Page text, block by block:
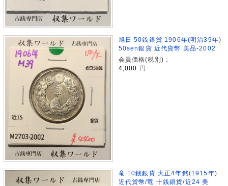
旭日 50銭銀貨 1906年(明治39年)
50sen銀貨 近代貨幣 美品-2002
会員価格(税別)：
4,000 円
竜 10銭銀貨 大正4年銘(1915年)
近代貨幣/竜 十銭銀貨/近24 美